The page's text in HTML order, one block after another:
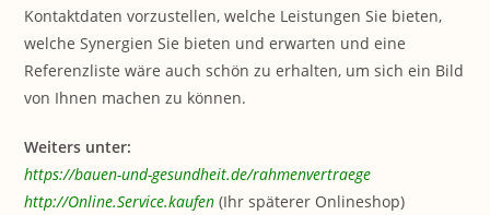
Kontaktdaten vorzustellen, welche Leistungen Sie bieten,
welche Synergien Sie bieten und erwarten und eine
Referenzliste wäre auch schön zu erhalten, um sich ein Bild
von Ihnen machen zu können.
Weiters unter:
https://bauen-und-gesundheit.de/rahmenvertraege
http://Online.Service.kaufen (Ihr späterer Onlineshop)